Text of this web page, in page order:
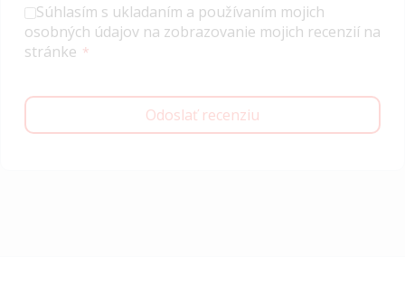
Súhlasím s ukladaním a používaním mojich
osobných údajov na zobrazovanie mojich recenzií na
stránke
Odoslať recenziu